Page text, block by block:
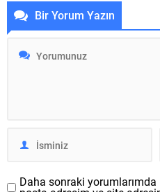
geleceğini müjdelediği
ürünler artık tüm ayrıntıları ile
karşımızda yer alıyor. Burada
ilk olarak üst seviye uslu
telefonlar Google Pixel 7 ve
Bir Yorum Yazın
Daha sonraki yorumlarımda